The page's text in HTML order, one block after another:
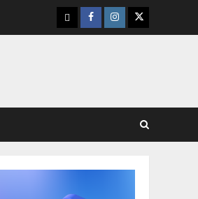
下
載
Facebook
Instagram
Twitter